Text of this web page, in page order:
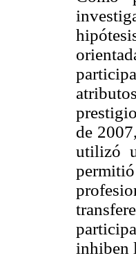
de
utilizó
inhiben